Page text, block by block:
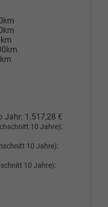
Jahr: 1.517,28 €
10 Jahre):
10 Jahre):
10 Jahre):